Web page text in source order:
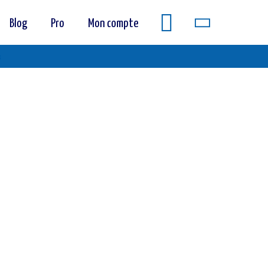
Blog Pro Mon compte